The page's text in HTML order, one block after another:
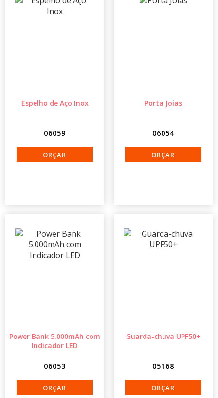
Espelho de Aço Inox
06059
Porta Joias
06054
Power Bank 5.000mAh com
Indicador LED
06053
Guarda-chuva UPF50+
05168